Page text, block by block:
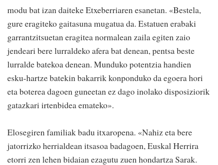
modu bat izan daiteke Etxeberriaren esanetan. «Bestela,
gure eragiteko gaitasuna mugatua da. Estatuen erabaki
garrantzitsuetan eragitea normalean zaila egiten zaio
jendeari bere lurraldeko afera bat denean, pentsa beste
lurralde batekoa denean. Munduko potentzia handien
esku-hartze batekin bakarrik konponduko da egoera hori
eta boterea dagoen guneetan ez dago inolako disposiziorik
gatazkari irtenbidea emateko».
Elosegiren familiak badu itxaropena. «Nahiz eta bere
jatorrizko herrialdean itsasoa badagoen, Euskal Herrira
etorri zen lehen bidaian ezagutu zuen hondartza Sarak.